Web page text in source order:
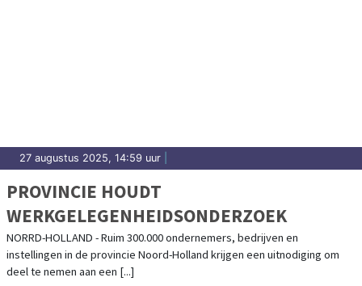
27 augustus 2025, 14:59 uur
PROVINCIE HOUDT
WERKGELEGENHEIDSONDERZOEK
NORRD-HOLLAND - Ruim 300.000 ondernemers, bedrijven en
instellingen in de provincie Noord-Holland krijgen een uitnodiging om
deel te nemen aan een [...]